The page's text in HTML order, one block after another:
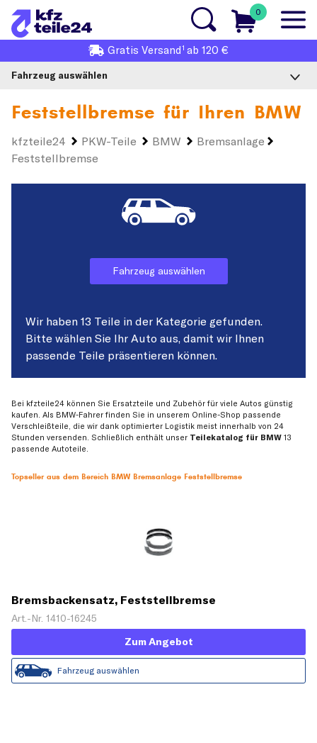
0
Gratis Versand1 ab 120 €
Fahrzeug auswählen
Feststellbremse für Ihren BMW
kfzteile24 PKW-Teile BMW
Bremsanlage
Feststellbremse
Fahrzeug auswählen
Wir haben 13 Teile in der Kategorie gefunden.
Bitte wählen Sie Ihr Auto aus, damit wir Ihnen
passende Teile präsentieren können.
Bei kfzteile24 können Sie Ersatzteile und Zubehör für viele Autos günstig
kaufen. Als BMW-Fahrer finden Sie in unserem Online-Shop passende
Verschleißteile, die wir dank optimierter Logistik meist innerhalb von 24
Stunden versenden. Schließlich enthält unser Teilekatalog für BMW 13
passende Autoteile.
Topseller aus dem Bereich BMW Bremsanlage Feststellbremse
Bremsbackensatz, Feststellbremse
Art.-Nr. 1410-16245
Zum Angebot
Fahrzeug auswählen